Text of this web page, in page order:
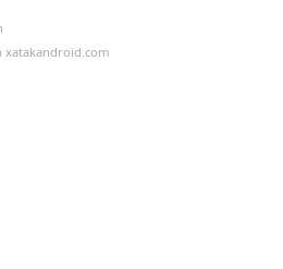
xatakandroid.com